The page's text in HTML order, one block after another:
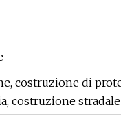
costruzione di
costruzione stradale